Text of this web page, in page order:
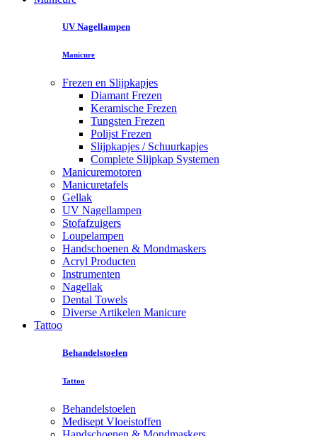
UV Nagellampen
Manicure
Frezen en Slijpkapjes
Diamant Frezen
Keramische Frezen
Tungsten Frezen
Polijst Frezen
Slijpkapjes / Schuurkapjes
Complete Slijpkap Systemen
Manicuremotoren
Manicuretafels
Gellak
UV Nagellampen
Stofafzuigers
Loupelampen
Handschoenen & Mondmaskers
Acryl Producten
Instrumenten
Nagellak
Dental Towels
Diverse Artikelen Manicure
Tattoo
Behandelstoelen
Tattoo
Behandelstoelen
Medisept Vloeistoffen